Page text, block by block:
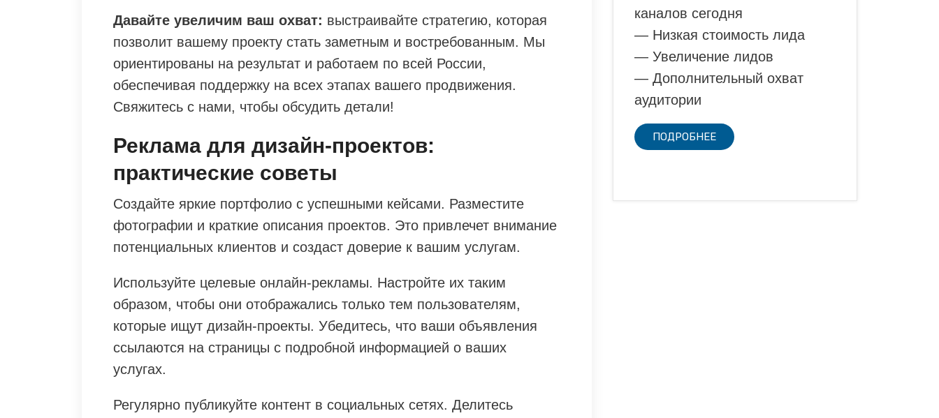
Давайте увеличим ваш охват: выстраивайте стратегию, которая
позволит вашему проекту стать заметным и востребованным. Мы
ориентированы на результат и работаем по всей России,
обеспечивая поддержку на всех этапах вашего продвижения.
Свяжитесь с нами, чтобы обсудить детали!
Реклама для дизайн-проектов:
практические советы
Создайте яркие портфолио с успешными кейсами. Разместите
фотографии и краткие описания проектов. Это привлечет внимание
потенциальных клиентов и создаст доверие к вашим услугам.
Используйте целевые онлайн-рекламы. Настройте их таким
образом, чтобы они отображались только тем пользователям,
которые ищут дизайн-проекты. Убедитесь, что ваши объявления
ссылаются на страницы с подробной информацией о ваших
услугах.
Регулярно публикуйте контент в социальных сетях. Делитесь
каналов сегодня
— Низкая стоимость лида
— Увеличение лидов
— Дополнительный охват
аудитории
ПОДРОБНЕЕ